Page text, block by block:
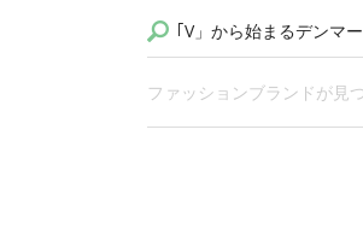
｢V」から始まるデンマ
ファッションブランドが見